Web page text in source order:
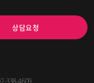
상담요청
338-4609